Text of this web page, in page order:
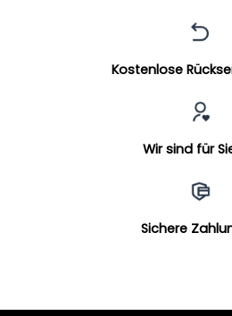
Kostenlose
Wir sind für
Sichere